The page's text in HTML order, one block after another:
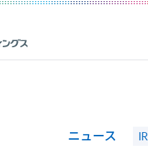
ニュース IR